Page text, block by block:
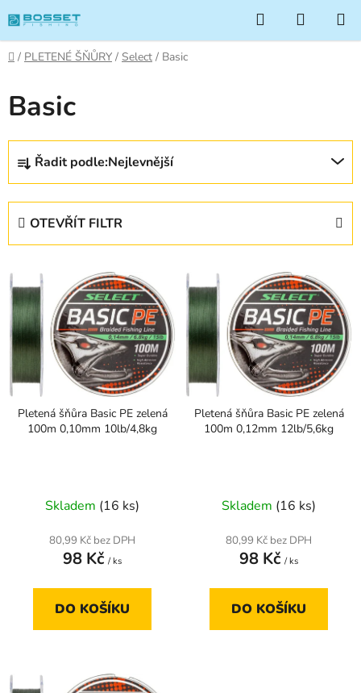
na
obsah
Hledat
KOŠÍK
Domů
/ PLETENÉ ŠŇŮRY / Select / Basic
Basic
Ř
z
p
r
o
d
u
k
t
Řadit podle:Nejlevnější
OTEVŘÍT FILTR
V
ý
p
i
s
p
r
Pletená šňůra Basic PE zelená
100m 0,10mm 10lb/4,8kg
Skladem (16 ks)
80,99 Kč bez DPH
98 Kč / ks
DO KOŠÍKU
Pletená šňůra Basic PE zelená
100m 0,12mm 12lb/5,6kg
Skladem (16 ks)
80,99 Kč bez DPH
98 Kč / ks
DO KOŠÍKU